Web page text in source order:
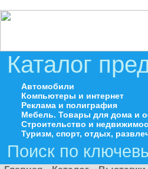
Каталог
Автомобили
Компьютеры и интернет
Реклама и полиграфия
Мебель. Товары для дома и
Строительство и
Туризм, спорт, отдых,
Поиск по